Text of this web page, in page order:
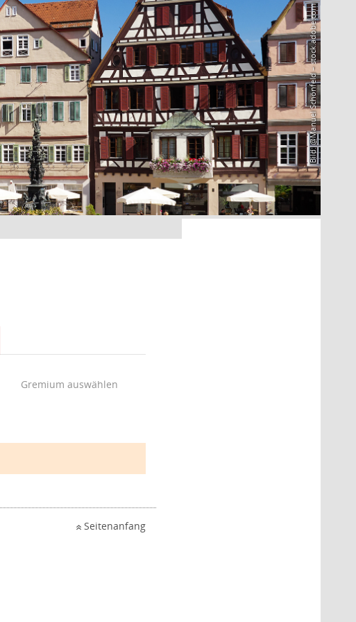
Bild: @Manuel Schönfeld – stock.adobe.com
Gremium auswählen
Seitenanfang